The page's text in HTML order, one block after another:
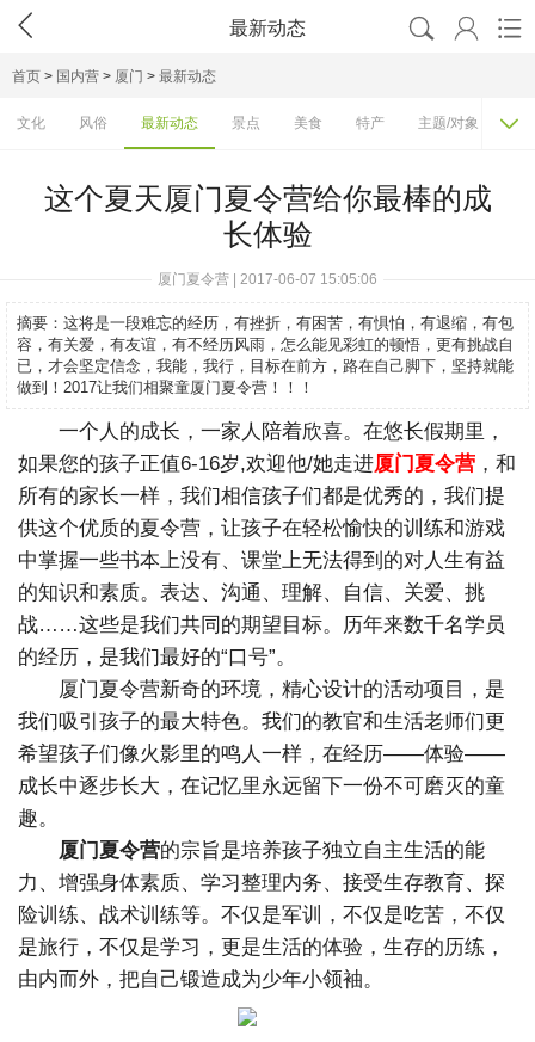
 最新动态   
首页 > 国内营 > 厦门 > 最新动态
文化 风俗 最新动态 景点 美食 特产 主题/对象 费

这个夏天厦门夏令营给你最棒的成
长体验
厦门夏令营 | 2017-06-07 15:05:06
摘要： 这将是一段难忘的经历，有挫折，有困苦，有惧怕，有退缩，有包
容，有关爱，有友谊，有不经历风雨，怎么能见彩虹的顿悟，更有挑战自
已，才会坚定信念，我能，我行，目标在前方，路在自己脚下，坚持就能
做到！2017让我们相聚童厦门夏令营！！！
一个人的成长，一家人陪着欣喜。在悠长假期里，
如果您的孩子正值6-16岁,欢迎他/她走进厦门夏令营 ，和
所有的家长一样，我们相信孩子们都是优秀的，我们提
供这个优质的夏令营，让孩子在轻松愉快的训练和游戏
中掌握一些书本上没有、课堂上无法得到的对人生有益
的知识和素质。表达、沟通、理解、自信、关爱、挑
战……这些是我们共同的期望目标。历年来数千名学员
的经历，是我们最好的“口号”。
厦门夏令营新奇的环境，精心设计的活动项目，是
我们吸引孩子的最大特色。我们的教官和生活老师们更
希望孩子们像火影里的鸣人一样，在经历——体验——
成长中逐步长大，在记忆里永远留下一份不可磨灭的童
趣。
厦门夏令营的宗旨是培养孩子独立自主生活的能
力、增强身体素质、学习整理内务、接受生存教育、探
险训练、战术训练等。不仅是军训，不仅是吃苦，不仅
是旅行，不仅是学习，更是生活的体验，生存的历练，
由内而外，把自己锻造成为少年小领袖。